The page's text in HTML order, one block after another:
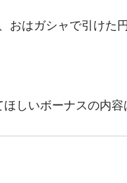
はガシャで引けた
しいボーナスの内容